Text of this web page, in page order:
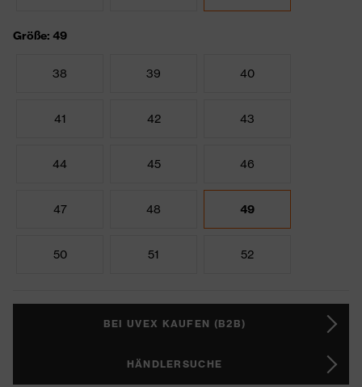
Größe: 49
38 39 40
41 42 43
44 45 46
47 48 49
50 51 52
BEI UVEX KAUFEN (B2B)
HÄNDLERSUCHE